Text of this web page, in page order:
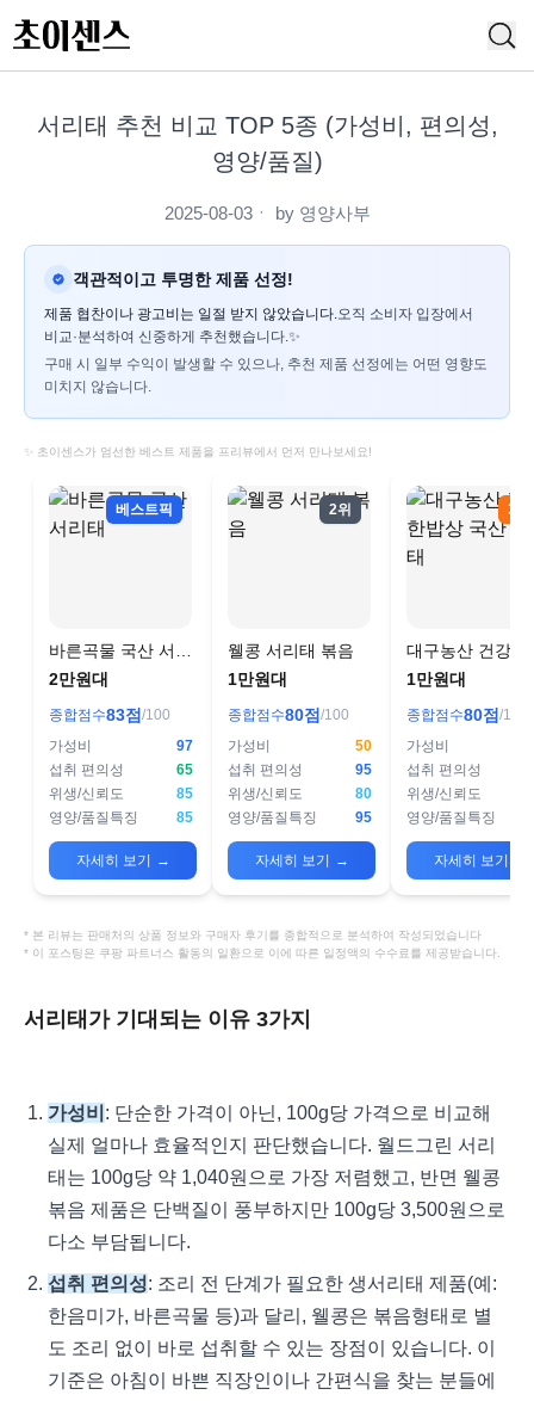
서리태 추천 비교 TOP 5종 (가성비, 편의성,
영양/품질)
2025-08-03ㆍ by 영양사부
객관적이고 투명한 제품 선정!
제품 협찬이나 광고비는 일절 받지 않았습니다.오직 소비자 입장에서
비교·분석하여 신중하게 추천했습니다.✨
구매 시 일부 수익이 발생할 수 있으나, 추천 제품 선정에는 어떤 영향도
미치지 않습니다.
✨ 초이센스가 엄선한 베스트 제품을 프리뷰에서 먼저 만나보세요!
베스트픽
바른곡물 국산 서리
태
2만원대
종합점수83점 /100
가성비
97
섭취 편의성
65
위생/신뢰도
85
영양/품질특징
85
자세히 보기 →
2위
웰콩 서리태 볶음
1만원대
종합점수80점 /100
가성비
50
섭취 편의성
95
위생/신뢰도
80
영양/품질특징
95
자세히 보기 →
3위
대구농산 건강한
상 국산 서리태
1만원대
종합점수80점 /100
가성비
섭취 편의성
위생/신뢰도
영양/품질특징
자세히 보기
* 본 리뷰는 판매처의 상품 정보와 구매자 후기를 종합적으로 분석하여 작성되었습니다
* 이 포스팅은 쿠팡 파트너스 활동의 일환으로 이에 따른 일정액의 수수료를 제공받습니다.
서리태가 기대되는 이유 3가지
가성비 : 단순한 가격이 아닌, 100g당 가격으로 비교해
실제 얼마나 효율적인지 판단했습니다. 월드그린 서리
태는 100g당 약 1,040원으로 가장 저렴했고, 반면 웰콩
볶음 제품은 단백질이 풍부하지만 100g당 3,500원으로
다소 부담됩니다.
섭취 편의성: 조리 전 단계가 필요한 생서리태 제품(예:
한음미가, 바른곡물 등)과 달리, 웰콩은 볶음형태로 별
도 조리 없이 바로 섭취할 수 있는 장점이 있습니다. 이
기준은 아침이 바쁜 직장인이나 간편식을 찾는 분들에